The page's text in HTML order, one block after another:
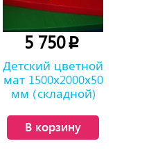
5 750p
Детский цветной
мат 1500х2000х50
мм (складной)
В корзину